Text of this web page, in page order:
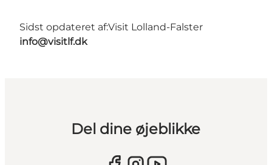
Sidst opdateret af:Visit Lolland-Falster
info@visitlf.dk
Del dine øjeblikke